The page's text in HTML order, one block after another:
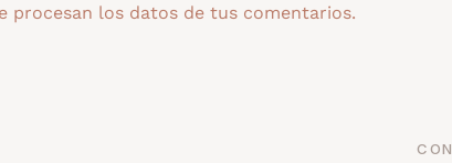
procesan los datos de tus comentarios.